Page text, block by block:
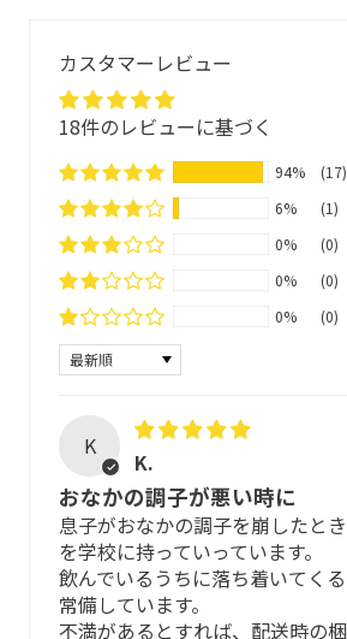
キャラウェイ
ハーブブレンドティー
1858年創業、ドイツ薬局のレシピをも
格であるPTA(薬学技術アシスタント)と
食品として販売しています。
無酸素、かつ窒素で満たされた環境で
アルミ袋に充填しています。
業でブレンドすることで、自然そのも
きるよう、「マリエン品質」を守り続け
ティーバッグは、BPI認証*をうけた100
えのサトウキビ素材 NeoSoilon ®を採
熱を加えない超音波で圧着。飲む方の
こと、紫外線で分解が促進されるので
配慮し、地球環境にやさしく安全な素
約5~10分蓋をして蒸らします
飲み方
カスタマーレビュー
18件のレビューに基づく
94%
(17)
6%
(1)
0%
(0)
0%
(0)
0%
(0)
Sort by
K
K.
おなかの調子が悪い時に
息子がおなかの調子を崩したと
を学校に持っていっています。
飲んでいるうちに落ち着いてくる
常備しています。
不満があるとすれば、配送時の